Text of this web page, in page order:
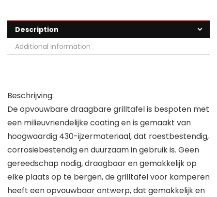
Description
Additional information
Beschrijving:
De opvouwbare draagbare grilltafel is bespoten met
een milieuvriendelijke coating en is gemaakt van
hoogwaardig 430-ijzermateriaal, dat roestbestendig,
corrosiebestendig en duurzaam in gebruik is. Geen
gereedschap nodig, draagbaar en gemakkelijk op
elke plaats op te bergen, de grilltafel voor kamperen
heeft een opvouwbaar ontwerp, dat gemakkelijk en